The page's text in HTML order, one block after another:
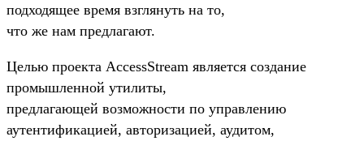
подходящее время взглянуть на то,
что же нам предлагают.
Целью проекта AccessStream является создание
промышленной утилиты,
предлагающей возможности по управлению
аутентификацией, авторизацией, аудитом,